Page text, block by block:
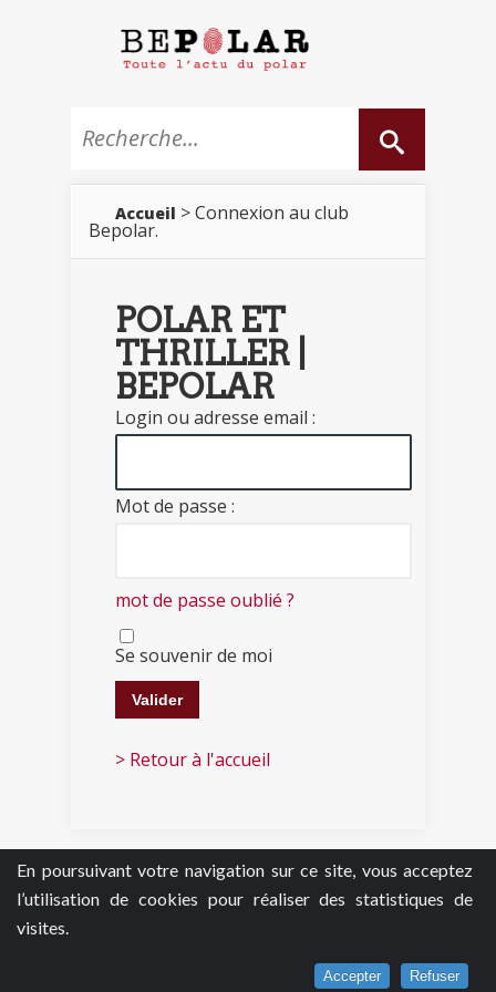
En poursuivant votre navigation sur ce site, vous acceptez
l’utilisation de cookies pour réaliser des statistiques de
visites.
Accepter Refuser
Accueil > Connexion au club
Bepolar.
POLAR ET
THRILLER |
BEPOLAR
Login ou adresse email :
Mot de passe :
mot de passe oublié ?
Se souvenir de moi
> Retour à l'accueil